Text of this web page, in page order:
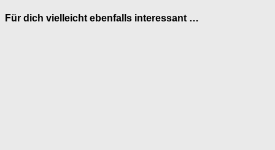
Für dich vielleicht ebenfalls interessant …